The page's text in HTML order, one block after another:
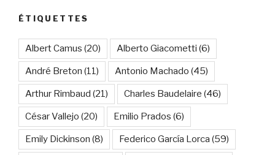
ÉTIQUETTES
Albert Camus (20) Alberto Giacometti (6)
André Breton (11) Antonio Machado (45)
Arthur Rimbaud (21) Charles Baudelaire (46)
César Vallejo (20) Emilio Prados (6)
Emily Dickinson (8) Federico García Lorca (59)